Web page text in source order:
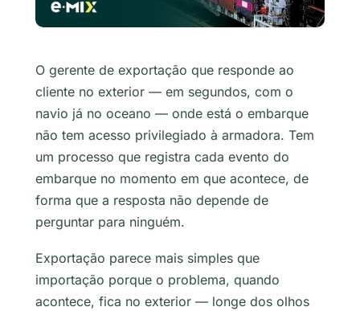
O gerente de exportação que responde ao
cliente no exterior — em segundos, com o
navio já no oceano — onde está o embarque
não tem acesso privilegiado à armadora. Tem
um processo que registra cada evento do
embarque no momento em que acontece, de
forma que a resposta não depende de
perguntar para ninguém.
Exportação parece mais simples que
importação porque o problema, quando
acontece, fica no exterior — longe dos olhos